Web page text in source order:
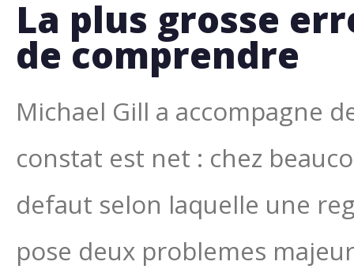
La plus grosse
de comprendre
Michael Gill a accompagne
constat est net : chez
defaut selon laquelle une
pose deux problemes